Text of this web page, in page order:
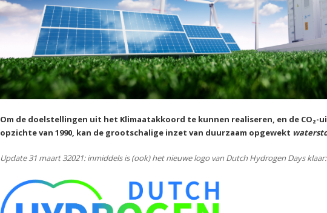
Om de doelstellingen uit het Klimaatakkoord te kunnen realiseren, en de CO₂-
opzichte van 1990, kan de grootschalige inzet van duurzaam opgewekt
Update 31 maart 32021: inmiddels is (ook) het nieuwe logo van Dutch Hydrogen Days klaar: